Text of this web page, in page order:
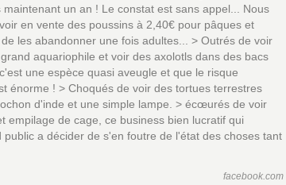
un an ! Le constat est sans appel... Nous
en vente des poussins à 2,40€ pour pâques et
les abandonner une fois adultes... > Outrés de voir
aquariophile et voir des axolotls dans des bacs
une espèce quasi aveugle et que le risque
énorme ! > Choqués de voir des tortues terrestres
d'inde et une simple lampe. > écœurés de voir
empilage de cage, ce business bien lucratif qui
a décider de s'en foutre de l'état des choses tant
facebook.com